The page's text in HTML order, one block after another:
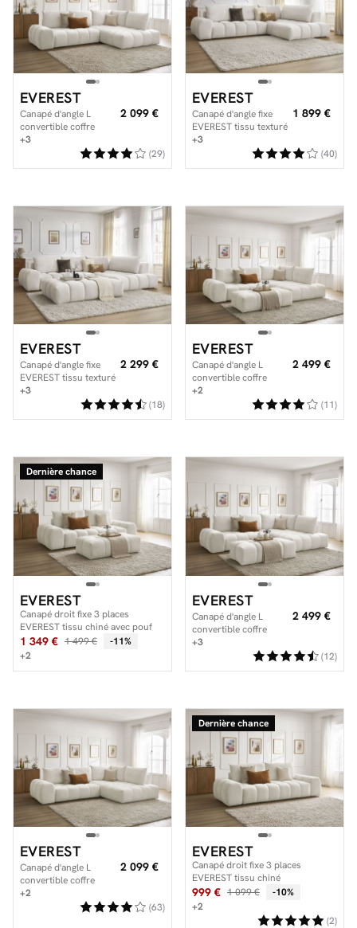
Facilité de paiements
Livraison
Aide et contact
Conseil sur mesure
EVEREST
Canapé d'angle L
convertible coffre
EVEREST tissu texturé
2 099 €
+3
(29)
EVEREST
Canapé d'angle fixe
EVEREST tissu texturé
1 899 €
+3
(40)
EVEREST
Canapé d'angle fixe
EVEREST tissu texturé
avec pouf
2 299 €
+3
(18)
EVEREST
Canapé d'angle L
convertible coffre
EVEREST tissu chiné
2 499 €
+2
(11)
Dernière chance
EVEREST
Canapé droit fixe 3 places
EVEREST tissu chiné avec pouf
1 349 € 1 499 €
-11%
+2
EVEREST
Canapé d'angle L
convertible coffre
EVEREST tissu texturé
2 499 €
+3
(12)
EVEREST
Canapé d'angle L
convertible coffre
EVEREST tissu chiné
2 099 €
+2
(63)
Dernière chance
EVEREST
Canapé droit fixe 3 places
EVEREST tissu chiné
999 € 1 099 €
-10%
+2
(2)